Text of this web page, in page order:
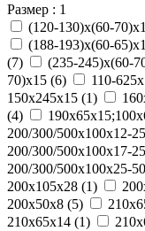
Размер : 1
(120-130)х(60-
(188-193)х(60-
(7) (235-245)х(60-
70)х15 (6) 110-
150x245x15 (1)
(4)
200/300/500x100x12-25
200/300/500x100x17-25
200/300/500x100x25-50
200x105x28 (1)
200х50х8 (5)
210x65x14 (1)